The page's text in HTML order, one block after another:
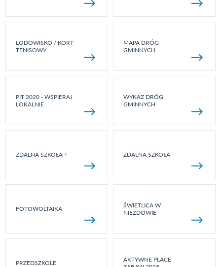
LODOWISKO / KORT
TENISOWY
MAPA DRÓG
GMINNYCH
PIT 2020 - WSPIERAJ
LOKALNIE
WYKAZ DRÓG
GMINNYCH
ZDALNA SZKOŁA + ZDALNA SZKOŁA
FOTOWOLTAIKA
ŚWIETLICA W
NIEZDOWIE
PRZEDSZKOLE
AKTYWNE PLACE